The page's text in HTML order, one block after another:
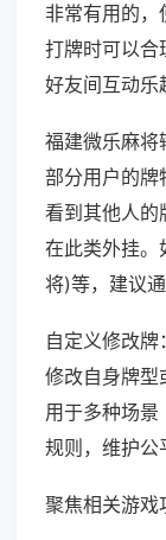
非常有用的
打牌时可以合
好友间互动乐
福建微乐麻将
部分用户的牌
看到其他人的
在此类外挂。
将)等，建议
自定义修改牌
修改自身牌型
用于多种场
规则，维护公
聚焦相关游戏